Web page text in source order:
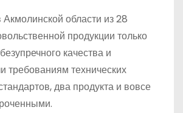
области из 28
продукции только
качества и
требованиям технических
два продукта и вовсе